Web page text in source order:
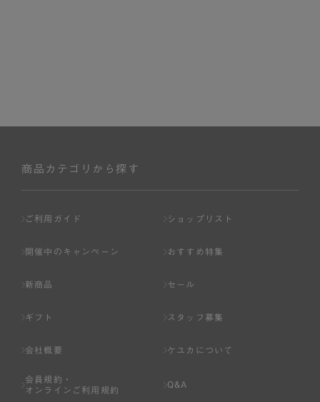
商品カテゴリから探す
ご利用ガイド ショップリスト
開催中のキャンペーン おすすめ特集
新商品 セール
ギフト スタッフ募集
会社概要 ケユカについて
会員規約・
オンラインご利用規約
Q&A